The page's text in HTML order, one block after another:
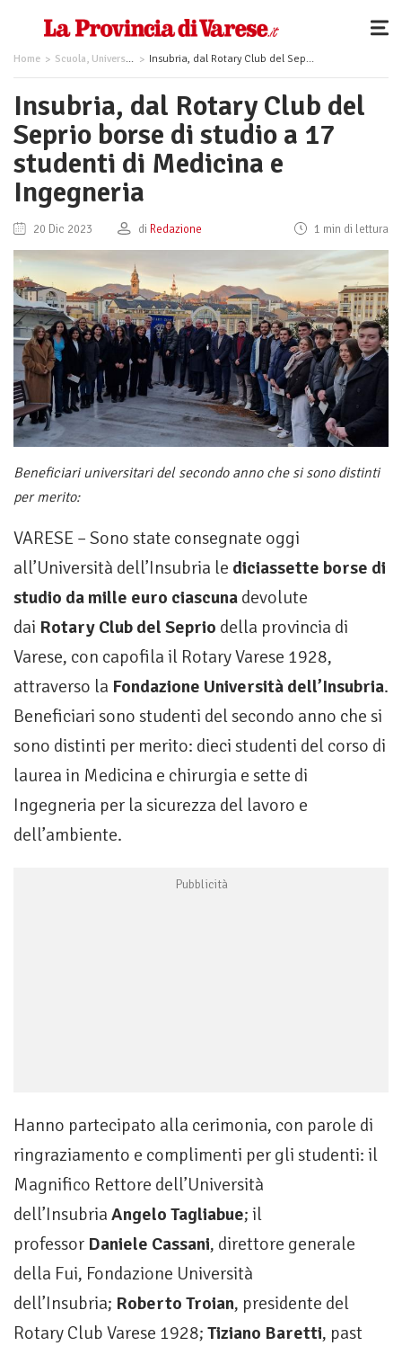
Home Scuola, Università, Formazione Insubria, dal Rotary Club del Seprio borse di studio a 17 studenti di Medicina e Ingegneria
Insubria, dal Rotary Club del
Seprio borse di studio a 17
studenti di Medicina e
Ingegneria
20 Dic 2023 di Redazione 1 min di lettura
Beneficiari universitari del secondo anno che si sono distinti
per merito:
VARESE – Sono state consegnate oggi
all’Università dell’Insubria le diciassette borse di
studio da mille euro ciascuna devolute
dai Rotary Club del Seprio della provincia di
Varese, con capofila il Rotary Varese 1928,
attraverso la Fondazione Università dell’Insubria.
Beneficiari sono studenti del secondo anno che si
sono distinti per merito: dieci studenti del corso di
laurea in Medicina e chirurgia e sette di
Ingegneria per la sicurezza del lavoro e
dell’ambiente.
Hanno partecipato alla cerimonia, con parole di
ringraziamento e complimenti per gli studenti: il
Magnifico Rettore dell’Università
dell’Insubria Angelo Tagliabue; il
professor Daniele Cassani, direttore generale
della Fui, Fondazione Università
dell’Insubria; Roberto Troian, presidente del
Rotary Club Varese 1928; Tiziano Baretti, past